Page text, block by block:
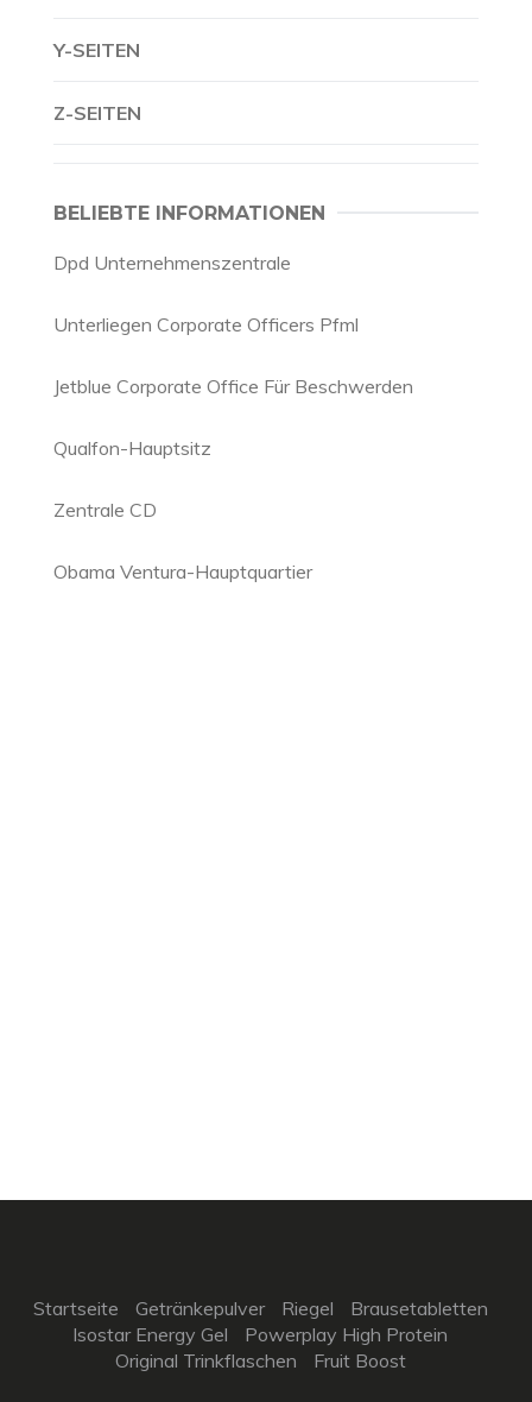
Y-SEITEN
Z-SEITEN
BELIEBTE INFORMATIONEN
Dpd Unternehmenszentrale
Unterliegen Corporate Officers Pfml
Jetblue Corporate Office Für Beschwerden
Qualfon-Hauptsitz
Zentrale CD
Obama Ventura-Hauptquartier
Startseite Getränkepulver Riegel
Brausetabletten
Isostar Energy Gel
Powerplay High Protein
Original Trinkflaschen
Fruit Boost